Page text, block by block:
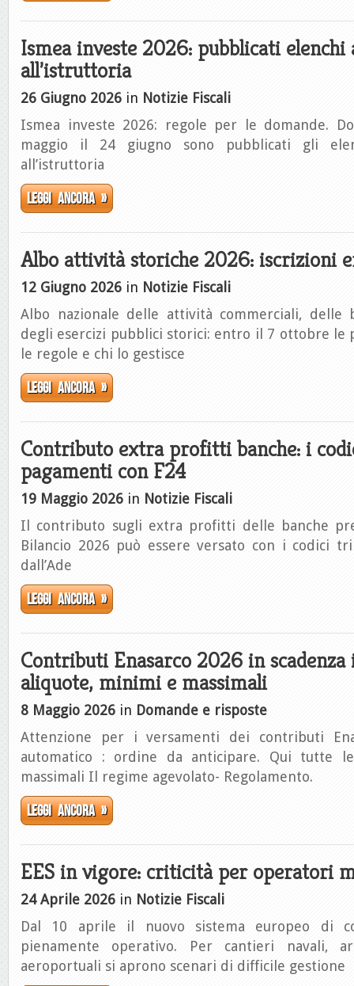
Ismea investe 2026: pubblicati elenchi
all’istruttoria
26 Giugno 2026 in Notizie Fiscali
Ismea investe 2026: regole per le domande.
maggio il 24 giugno sono pubblicati gli
all’istruttoria
Leggi ancora »
Albo attività storiche 2026: iscrizioni
12 Giugno 2026 in Notizie Fiscali
Albo nazionale delle attività commerciali, delle
degli esercizi pubblici storici: entro il 7 ottobre le
le regole e chi lo gestisce
Leggi ancora »
Contributo extra profitti banche: i
pagamenti con F24
19 Maggio 2026 in Notizie Fiscali
Il contributo sugli extra profitti delle banche
Bilancio 2026 può essere versato con i codici
dall’Ade
Leggi ancora »
Contributi Enasarco 2026 in
aliquote, minimi e massimali
8 Maggio 2026 in Domande e risposte
Attenzione per i versamenti dei contributi
automatico : ordine da anticipare. Qui tutte
massimali Il regime agevolato- Regolamento.
Leggi ancora »
EES in vigore: criticità per operatori
24 Aprile 2026 in Notizie Fiscali
Dal 10 aprile il nuovo sistema europeo di
pienamente operativo. Per cantieri navali,
aeroportuali si aprono scenari di difficile gestione